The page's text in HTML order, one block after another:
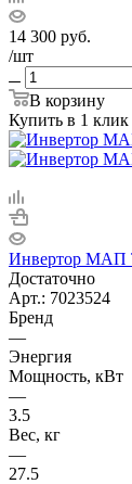
14 300 руб.
/шт
В корзину
Купить в 1 клик
Инвертор МАП
Достаточно
Арт.: 7023524
Бренд
—
Энергия
Мощность, кВт
—
3.5
Вес, кг
—
27.5